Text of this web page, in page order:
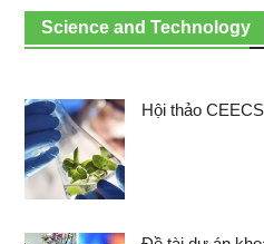
Science and Technology
Hội thảo